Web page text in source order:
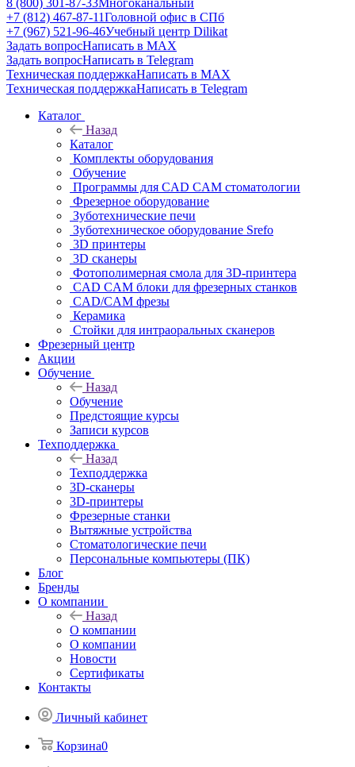
8 (800) 301-87-33Многоканальный
+7 (812) 467-87-11Головной офис в СПб
+7 (967) 521-96-46Учебный центр Dilikat
Задать вопросНаписать в MAX
Задать вопросНаписать в Telegram
Техническая поддержкаНаписать в MAX
Техническая поддержкаНаписать в Telegram
Каталог
Назад
Каталог
Комплекты оборудования
Обучение
Программы для CAD CAM стоматологии
Фрезерное оборудование
Зуботехнические печи
Зуботехническое оборудование Srefo
3D принтеры
3D сканеры
Фотополимерная смола для 3D-принтера
CAD CAM блоки для фрезерных станков
CAD/CAM фрезы
Керамика
Стойки для интраоральных сканеров
Фрезерный центр
Акции
Обучение
Назад
Обучение
Предстоящие курсы
Записи курсов
Техподдержка
Назад
Техподдержка
3D-сканеры
3D-принтеры
Фрезерные станки
Вытяжные устройства
Стоматологические печи
Персональные компьютеры (ПК)
Блог
Бренды
О компании
Назад
О компании
О компании
Новости
Сертификаты
Контакты
Личный кабинет
Корзина0